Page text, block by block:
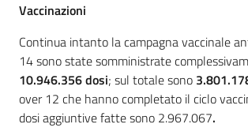
Vaccinazioni
Continua intanto la campagna vaccinale
14 sono state somministrate
10.946.356 dosi; sul totale sono
over 12 che hanno completato il ciclo
dosi aggiuntive fatte sono 2.967.067.